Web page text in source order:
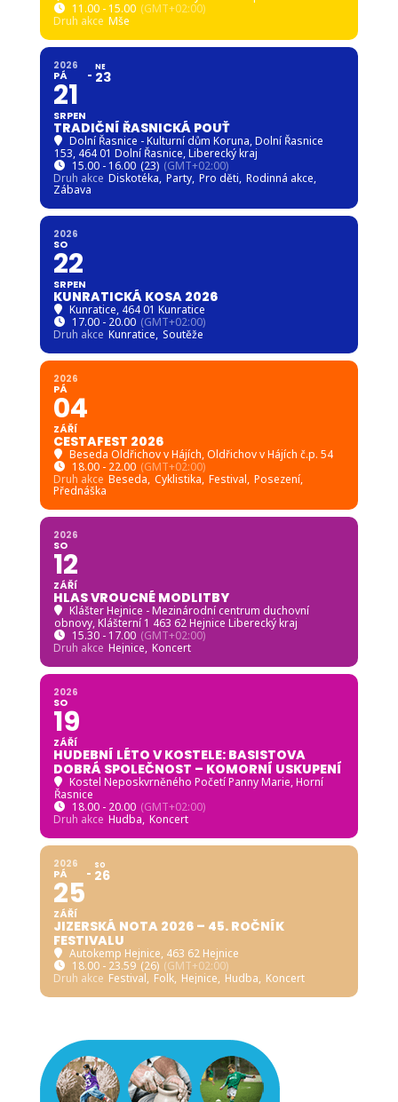
11.00 - 15.00 (GMT+02:00)
Druh akce Mše
2026
PÁ
21
SRPEN
NE
23
TRADIČNÍ ŘASNICKÁ POUŤ
Dolní Řasnice - Kulturní dům Koruna, Dolní Řasnice
153, 464 01 Dolní Řasnice, Liberecký kraj
15.00 - 16.00 (23) (GMT+02:00)
Druh akce Diskotéka, Party, Pro děti, Rodinná akce,
Zábava
2026
SO
22
SRPEN
KUNRATICKÁ KOSA 2026
Kunratice, 464 01 Kunratice
17.00 - 20.00 (GMT+02:00)
Druh akce Kunratice, Soutěže
2026
PÁ
04
ZÁŘÍ
CESTAFEST 2026
Beseda Oldřichov v Hájích, Oldřichov v Hájích č.p. 54
18.00 - 22.00 (GMT+02:00)
Druh akce Beseda, Cyklistika, Festival, Posezení,
Přednáška
2026
SO
12
ZÁŘÍ
HLAS VROUCNÉ MODLITBY
Klášter Hejnice - Mezinárodní centrum duchovní
obnovy, Klášterní 1 463 62 Hejnice Liberecký kraj
15.30 - 17.00 (GMT+02:00)
Druh akce Hejnice, Koncert
2026
SO
19
ZÁŘÍ
HUDEBNÍ LÉTO V KOSTELE: BASISTOVA
DOBRÁ SPOLEČNOST – KOMORNÍ USKUPENÍ
Kostel Neposkvrněného Početí Panny Marie, Horní
Řasnice
18.00 - 20.00 (GMT+02:00)
Druh akce Hudba, Koncert
2026
PÁ
25
ZÁŘÍ
SO
26
JIZERSKÁ NOTA 2026 – 45. ROČNÍK
FESTIVALU
Autokemp Hejnice, 463 62 Hejnice
18.00 - 23.59 (26) (GMT+02:00)
Druh akce Festival, Folk, Hejnice, Hudba, Koncert